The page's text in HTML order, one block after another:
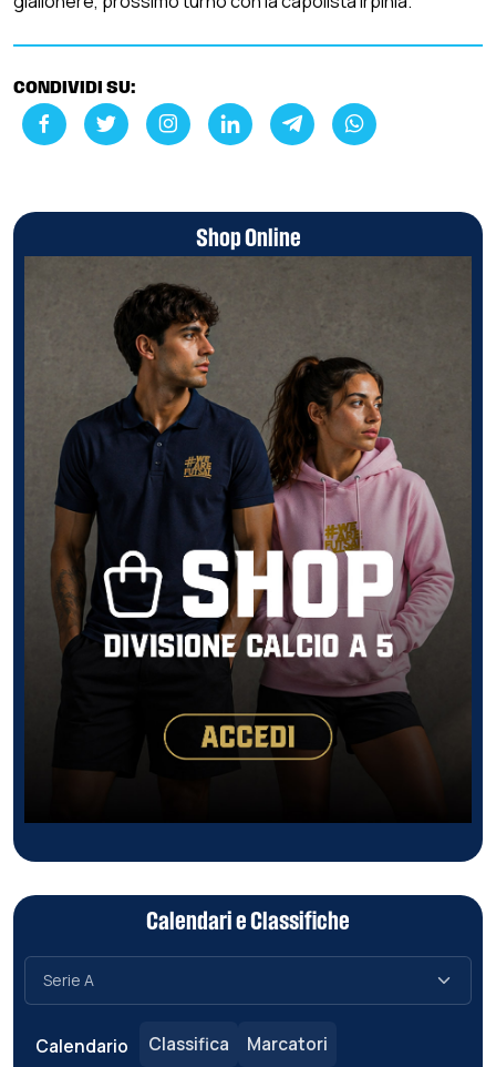
CONDIVIDI SU:
Shop Online
Calendari e Classifiche
Calendario Classifica Marcatori